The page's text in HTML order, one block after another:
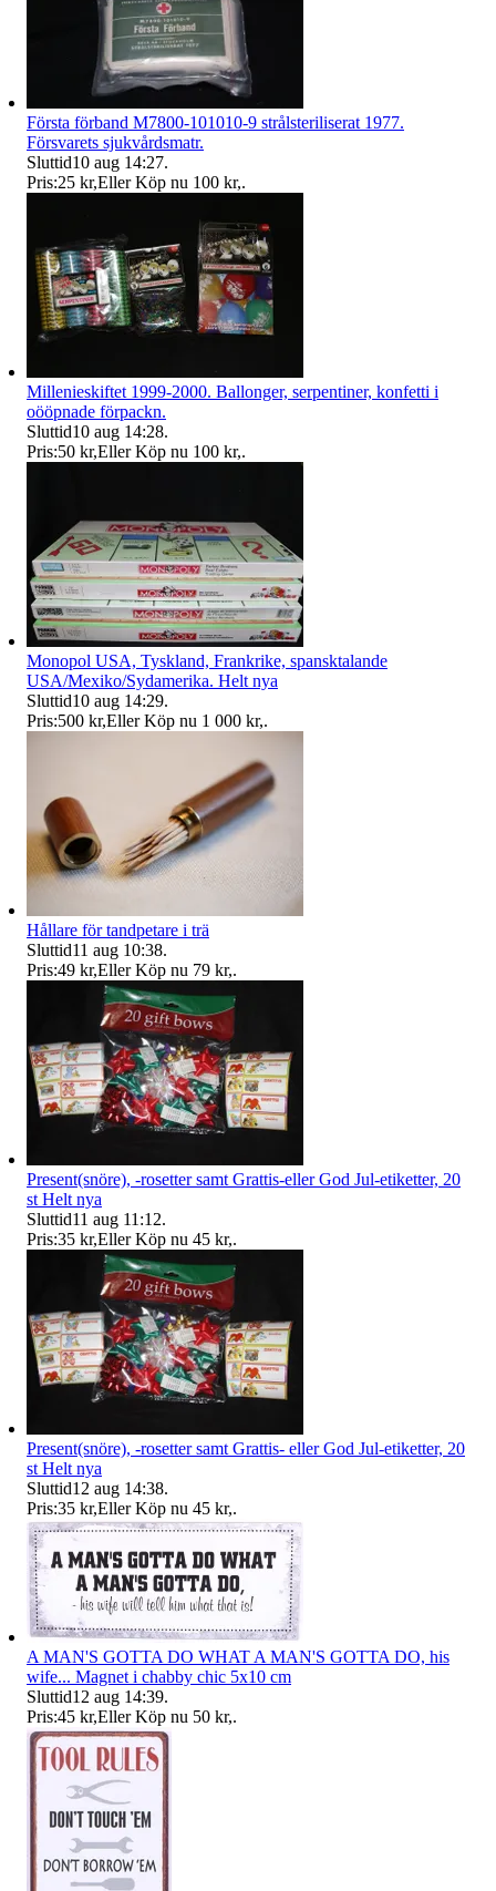
Första förband M7800-101010-9 strålsteriliserat 1977.
Försvarets sjukvårdsmatr.
Sluttid10 aug 14:27.
Pris:25 kr,Eller Köp nu 100 kr,.
Millenieskiftet 1999-2000. Ballonger, serpentiner, konfetti i
oööpnade förpackn.
Sluttid10 aug 14:28.
Pris:50 kr,Eller Köp nu 100 kr,.
Monopol USA, Tyskland, Frankrike, spansktalande
USA/Mexiko/Sydamerika. Helt nya
Sluttid10 aug 14:29.
Pris:500 kr,Eller Köp nu 1 000 kr,.
Hållare för tandpetare i trä
Sluttid11 aug 10:38.
Pris:49 kr,Eller Köp nu 79 kr,.
Present(snöre), -rosetter samt Grattis-eller God Jul-etiketter, 20
st Helt nya
Sluttid11 aug 11:12.
Pris:35 kr,Eller Köp nu 45 kr,.
Present(snöre), -rosetter samt Grattis- eller God Jul-etiketter, 20
st Helt nya
Sluttid12 aug 14:38.
Pris:35 kr,Eller Köp nu 45 kr,.
A MAN'S GOTTA DO WHAT A MAN'S GOTTA DO, his
wife... Magnet i chabby chic 5x10 cm
Sluttid12 aug 14:39.
Pris:45 kr,Eller Köp nu 50 kr,.